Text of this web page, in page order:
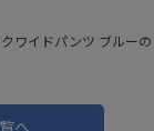
ワイドパンツ ブルーの